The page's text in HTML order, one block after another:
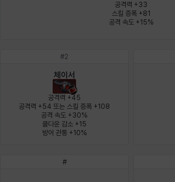
이안
카밀로
공격력 +33
스킬 증폭 +81
공격 속도 +15%
#2
체이서
공격력 +45
공격력 +54 또는 스킬 증폭 +108
공격 속도 +30%
쿨다운 감소 +15
방어 관통 +10%
#